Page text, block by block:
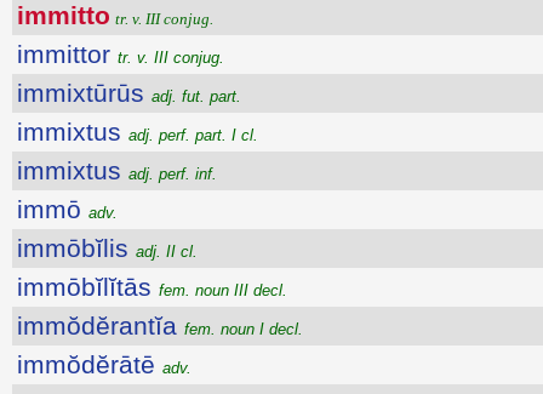
immitto tr. v. III conjug.
immittor tr. v. III conjug.
immixtūrūs adj. fut. part.
immixtus adj. perf. part. I cl.
immixtus adj. perf. inf.
immō adv.
immōbĭlis adj. II cl.
immōbĭlĭtās fem. noun III decl.
immŏdĕrantĭa fem. noun I decl.
immŏdĕrātē adv.